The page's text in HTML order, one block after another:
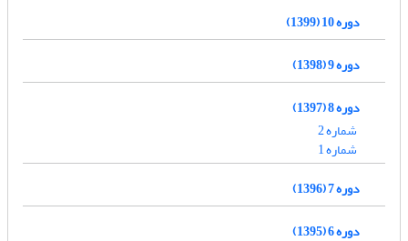
دوره 10 (1399)
دوره 9 (1398)
دوره 8 (1397)
شماره 2
شماره 1
دوره 7 (1396)
دوره 6 (1395)